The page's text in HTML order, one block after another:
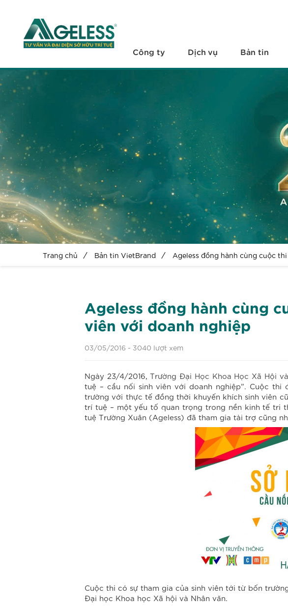
Dịch vụ
Hỏi đáp
Tuyển dụng
Liên hệ
Công ty Dịch vụ Bản tin
Trang chủ Bản tin VietBrand Ageless đồng hành cùng cuộc
Ageless đồng hành cùng
viên với doanh nghiệp
03/05/2016 - 3040 lượt xem
Ngày 23/4/2016,Trường Đại Học Khoa Học Xã Hội
tuệ – cầu nối sinh viên với doanh nghiệp”. Cuộc
trường với thực tế đồng thời khuyến khích sinh viên
trí tuệ – một yếu tố quan trọng trong nền kinh tế tri
tuệ Trường Xuân (Ageless) đã tham gia tài trợ cũng
Cuộc thi có sự tham gia của sinh viên tới từ bốn
Đại học Khoa học Xã hội và Nhân văn.